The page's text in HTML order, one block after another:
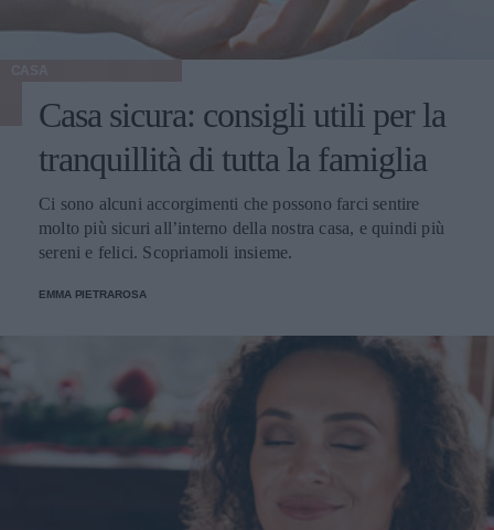
Casa sicura: consigli utili per la
tranquillità di tutta la famiglia
Ci sono alcuni accorgimenti che possono farci sentire
molto più sicuri all’interno della nostra casa, e quindi più
sereni e felici. Scopriamoli insieme.
EMMA PIETRAROSA